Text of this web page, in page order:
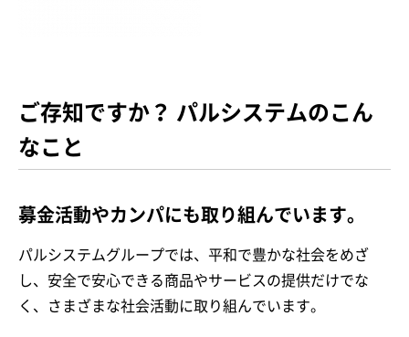
ご存知ですか？ パルシステムのこん
なこと
募金活動やカンパにも取り組んでいます。
パルシステムグループでは、平和で豊かな社会をめざ
し、安全で安心できる商品やサービスの提供だけでな
く、さまざまな社会活動に取り組んでいます。